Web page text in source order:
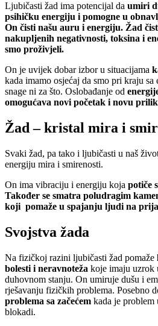
Ljubičasti žad ima potencijal da umiri
psihičku energiju i pomogne u
On čisti našu auru i energiju. Žad
nakupljenih negativnosti, toksina i
smo proživjeli.
On je uvijek dobar izbor u situacijama
kada imamo osjećaj da smo pri kraju
snage ni za što. Oslobađanje od
omogućava novi početak i novu
Žad – kristal mira i
Svaki žad, pa tako i ljubičasti u naš
energiju mira i smirenosti.
On ima vibraciju i energiju koja potiče
Također se smatra poludragim
koji pomaže u spajanju ljudi na
Svojstva žada
Na fizičkoj razini ljubičasti žad pomaže
bolesti i neravnoteža koje imaju uzrok
duhovnom stanju. On umiruje dušu i
rješavanju fizičkih problema. Posebno
problema sa začećem kada je problem
blokadi.